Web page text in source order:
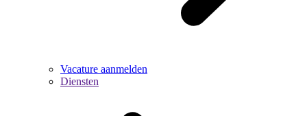
Vacature aanmelden
Diensten